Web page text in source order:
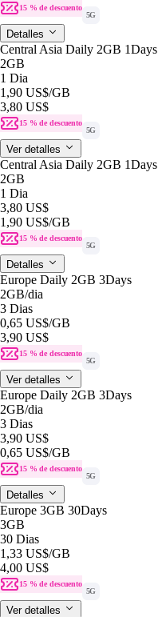
15 % de descuento
5G
Detalles
Central Asia Daily 2GB 1Days
2GB
1 Dia
1,90 US$/GB
3,80 US$
15 % de descuento
5G
Ver detalles
Central Asia Daily 2GB 1Days
2GB
1 Dia
3,80 US$
1,90 US$/GB
15 % de descuento
5G
Detalles
Europe Daily 2GB 3Days
2GB/dia
3 Dias
0,65 US$/GB
3,90 US$
15 % de descuento
5G
Ver detalles
Europe Daily 2GB 3Days
2GB/dia
3 Dias
3,90 US$
0,65 US$/GB
15 % de descuento
5G
Detalles
Europe 3GB 30Days
3GB
30 Dias
1,33 US$/GB
4,00 US$
15 % de descuento
5G
Ver detalles